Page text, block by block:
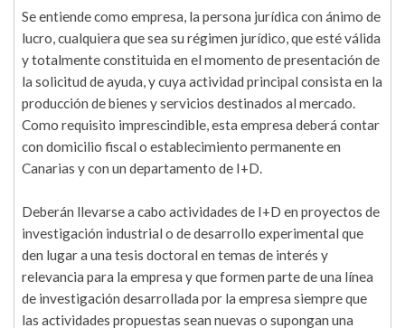
Se entiende como empresa, la persona jurídica con ánimo de
lucro, cualquiera que sea su régimen jurídico, que esté válida
y totalmente constituida en el momento de presentación de
la solicitud de ayuda, y cuya actividad principal consista en la
producción de bienes y servicios destinados al mercado.
Como requisito imprescindible, esta empresa deberá contar
con domicilio fiscal o establecimiento permanente en
Canarias y con un departamento de I+D.
Deberán llevarse a cabo actividades de I+D en proyectos de
investigación industrial o de desarrollo experimental que
den lugar a una tesis doctoral en temas de interés y
relevancia para la empresa y que formen parte de una línea
de investigación desarrollada por la empresa siempre que
las actividades propuestas sean nuevas o supongan una